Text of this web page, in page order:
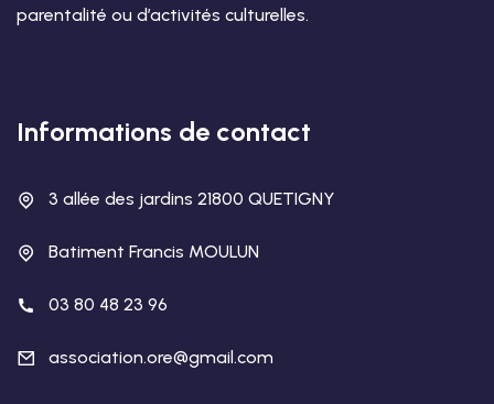
parentalité ou d’activités culturelles.
Informations de contact
3 allée des jardins 21800 QUETIGNY
Batiment Francis MOULUN
03 80 48 23 96
association.ore@gmail.com